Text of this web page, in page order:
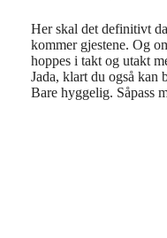
Her skal det definitivt
kommer gjestene. Og
hoppes i takt og utakt
Jada, klart du også kan
Bare hyggelig. Såpass